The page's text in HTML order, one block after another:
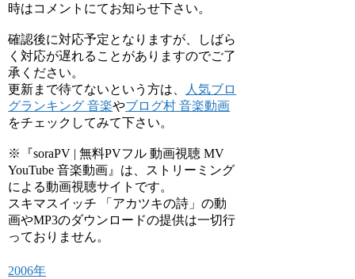
時はコメントにてお知らせ下さい。
確認後に対応予定となりますが、しばら
く対応が遅れることがありますのでご了
承ください。
更新まで待てないという方は、
人気ブロ
グランキング 音楽やブログ村 音楽動画
をチェックしてみて下さい。
※『soraPV | 無料PVフル 動画視聴 MV
YouTube 音楽動画』は、ストリーミング
による動画視聴サイトです。
スキマスイッチ 「アカツキの詩」の動
画やMP3のダウンロードの提供は一切行
っておりません。
2006年